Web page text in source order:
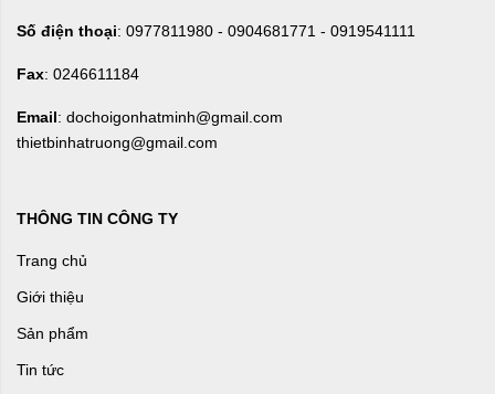
Số điện thoại: 0977811980 - 0904681771 - 0919541111
Fax: 0246611184
Email: dochoigonhatminh@gmail.com
thietbinhatruong@gmail.com
THÔNG TIN CÔNG TY
Trang chủ
Giới thiệu
Sản phẩm
Tin tức